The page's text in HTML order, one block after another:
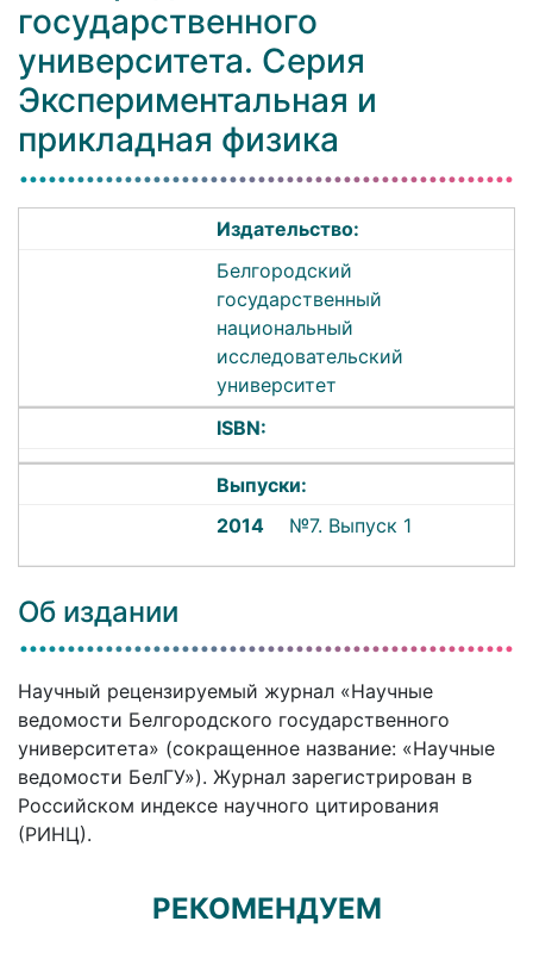
государственного
университета. Серия
Экспериментальная и
прикладная физика
Издательство:
Белгородский
государственный
национальный
исследовательский
университет
ISBN:
Выпуски:
2014
№7. Выпуск 1
Об издании
Научный рецензируемый журнал «Научные
ведомости Белгородского государственного
университета» (сокращенное название: «Научные
ведомости БелГУ»). Журнал зарегистрирован в
Российском индексе научного цитирования
(РИНЦ).
РЕКОМЕНДУЕМ